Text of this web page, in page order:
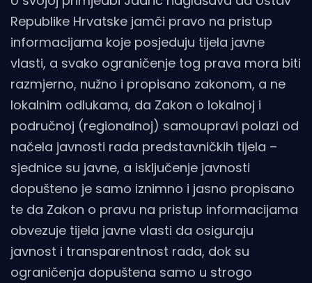
Republike Hrvatske jamči pravo na pristup
informacijama koje posjeduju tijela javne
vlasti, a svako ograničenje tog prava mora biti
razmjerno, nužno i propisano zakonom, a ne
lokalnim odlukama, da Zakon o lokalnoj i
područnoj (regionalnoj) samoupravi polazi od
načela javnosti rada predstavničkih tijela –
sjednice su javne, a isključenje javnosti
dopušteno je samo iznimno i jasno propisano
te da Zakon o pravu na pristup informacijama
obvezuje tijela javne vlasti da osiguraju
javnost i transparentnost rada, dok su
ograničenja dopuštena samo u strogo